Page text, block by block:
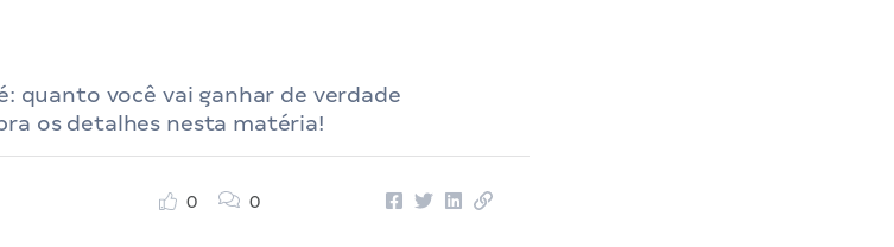
quanto você vai ganhar de verdade
os detalhes nesta matéria!
0 0